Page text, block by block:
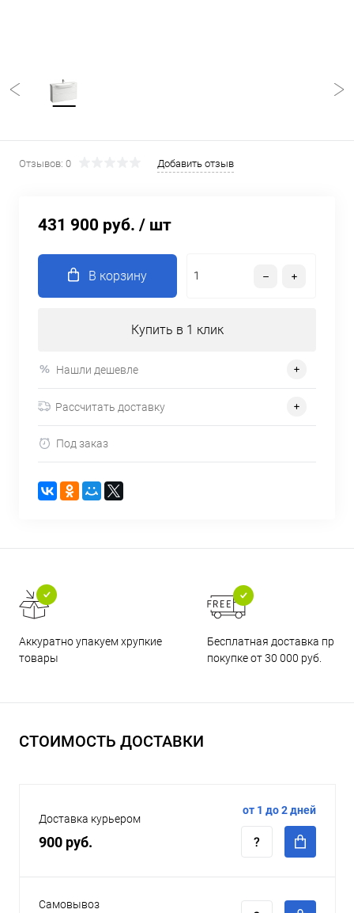
Отзывов: 0 Добавить отзыв
431 900 руб. / шт
В корзину
Купить в 1 клик
Нашли дешевле
Рассчитать доставку
Под заказ
Аккуратно упакуем хрупкие
товары
Бесплатная доставка при
покупке от 30 000 руб.
СТОИМОСТЬ ДОСТАВКИ
Доставка курьером
900 руб.
от 1 до 2 дней
Самовывоз